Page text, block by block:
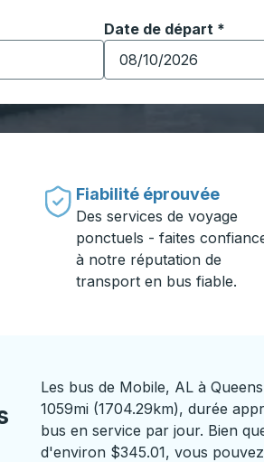
puis utilisez les touches
de destination pour ouvrir les
Date de départ *
Tapez la date au
Fiabilité éprouvée
Des services de voyage
ponctuels - faites
à notre réputation de
transport en bus fiable.
Les bus de Mobile, AL à
1059mi (1704.29km), durée
bus en service par jour. Bien
d'environ $345.01, vous